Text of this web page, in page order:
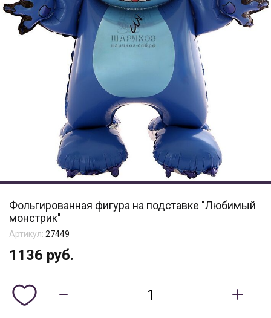
Фольгированная фигура на подставке "Любимый
монстрик"
Артикул: 27449
1136 руб.